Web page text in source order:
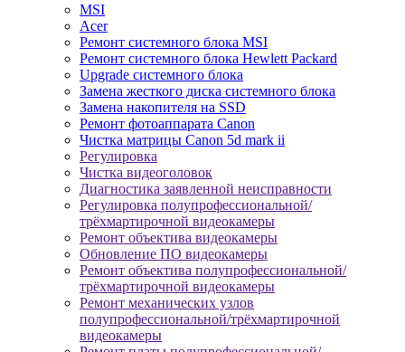
MSI
Acer
Ремонт системного блока MSI
Ремонт системного блока Hewlett Packard
Upgrade системного блока
Замена жесткого диска системного блока
Замена накопителя на SSD
Ремонт фотоаппарата Canon
Чистка матрицы Canon 5d mark ii
Регулировка
Чистка видеоголовок
Диагностика заявленной неисправности
Регулировка полупрофессиональной/
трёхмартирочной видеокамеры
Ремонт объектива видеокамеры
Обновление ПО видеокамеры
Ремонт объектива полупрофессиональной/
трёхмартирочной видеокамеры
Ремонт механических узлов
полупрофессиональной/трёхмартирочной
видеокамеры